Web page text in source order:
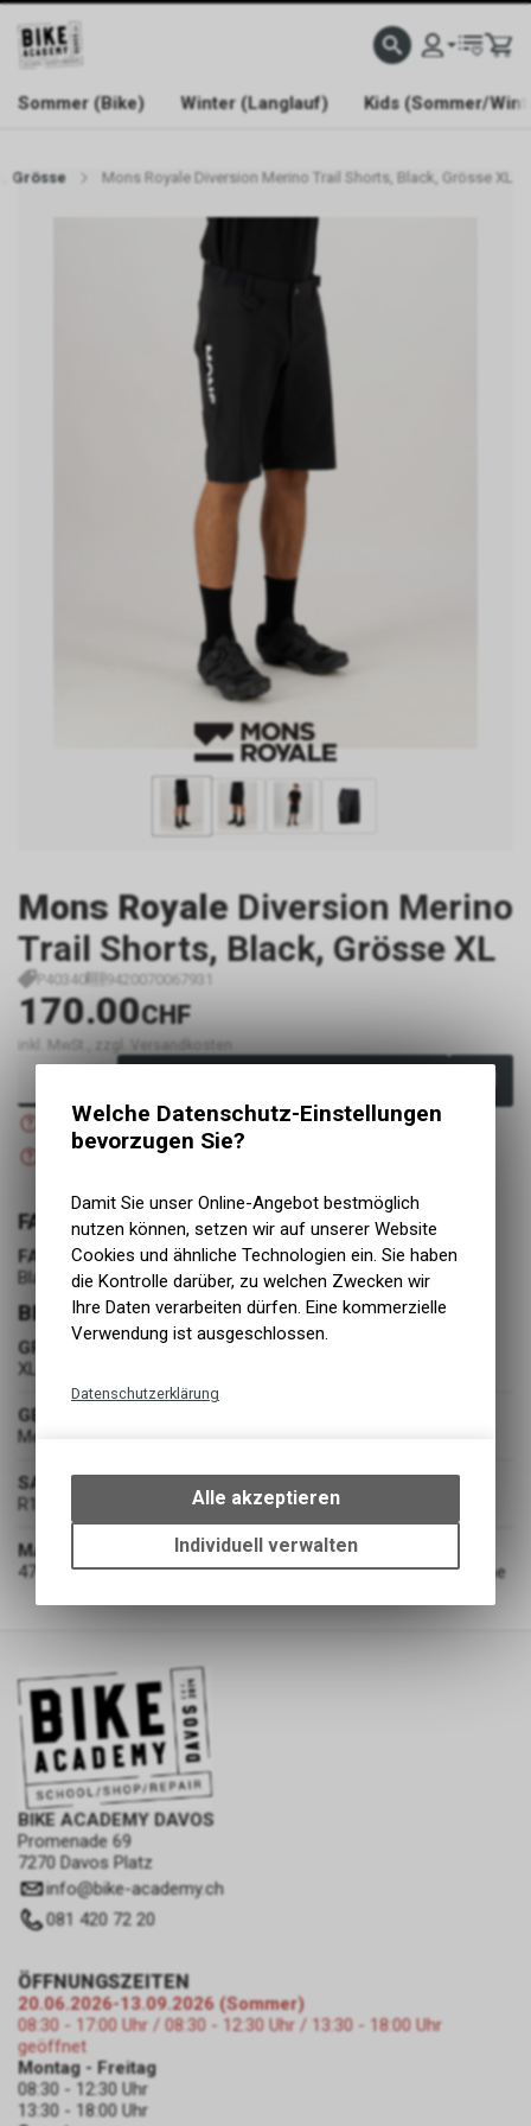
WELCOME TO BIKE ACADEMY
Sommer (Bike) Winter (Langlauf) Kids (Sommer/
Grösse Mons Royale Diversion Merino Trail Shorts, Black, Grösse XL
Mons Royale Diversion Merino
Trail Shorts, Black, Grösse XL
P40340 9420070067931
170.00CHF
inkl. MwSt., zzgl. Versandkosten
Nicht verfügbar
Versand
Nicht verfügbar
FARBE
FARBE
Black
BEKLEIDUNG
GRÖSSE
XL
GESCHLECHT
Mens
SAISON
R1-25
MATERIAL
47% Nylon 27% Recycled Nylon 16% Merino Wool 10% Elastane
BIKE ACADEMY DAVOS
Promenade 69
7270 Davos Platz
info@bike-academy.ch
081 420 72 20
ÖFFNUNGSZEITEN
20.06.2026-13.09.2026 (Sommer)
08:30 - 17:00 Uhr / 08:30 - 12:30 Uhr / 13:30 - 18:00 Uhr
geöffnet
Montag - Freitag
08:30 - 12:30 Uhr
13:30 - 18:00 Uhr
Welche Datenschutz-Einstellungen
bevorzugen Sie?
Damit Sie unser Online-Angebot bestmöglich
nutzen können, setzen wir auf unserer Website
Cookies und ähnliche Technologien ein. Sie haben
die Kontrolle darüber, zu welchen Zwecken wir
Ihre Daten verarbeiten dürfen. Eine kommerzielle
Verwendung ist ausgeschlossen.
Datenschutzerklärung
bestimmte Interaktionen und
Einstellungen auf Ihrem Gerät,
um die grundlegenden
Funktionen unseres Online-
dass die gespeicherten Daten
keinerlei Rückschlüsse auf Ihre
persönlichen Informationen
zulassen.
Alle akzeptieren
Individuell verwalten